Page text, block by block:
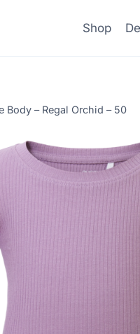
Shop
Body – Regal Orchid – 50